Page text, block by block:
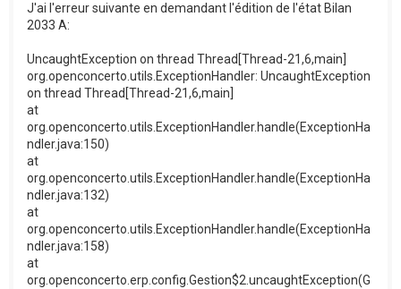
J'ai l'erreur suivante en demandant l'édition de l'état Bilan
2033 A:
UncaughtException on thread Thread[Thread-21,6,main]
org.openconcerto.utils.ExceptionHandler: UncaughtException
on thread Thread[Thread-21,6,main]
at
org.openconcerto.utils.ExceptionHandler.handle(ExceptionHa
ndler.java:150)
at
org.openconcerto.utils.ExceptionHandler.handle(ExceptionHa
ndler.java:132)
at
org.openconcerto.utils.ExceptionHandler.handle(ExceptionHa
ndler.java:158)
at
org.openconcerto.erp.config.Gestion$2.uncaughtException(G